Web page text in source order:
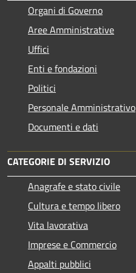
Organi di Governo
Aree Amministrative
Uffici
Enti e fondazioni
Politici
Personale Amministrativo
Documenti e dati
CATEGORIE DI SERVIZIO
Anagrafe e stato civile
Cultura e tempo libero
Vita lavorativa
Imprese e Commercio
Appalti pubblici